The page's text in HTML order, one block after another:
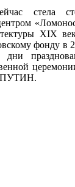
стела
XIX
фонду в
ПУТИН.